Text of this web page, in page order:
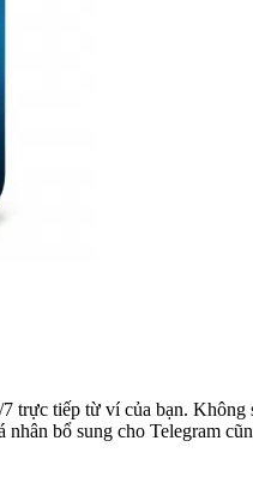
tiếp từ ví của bạn. Không
bổ sung cho Telegram